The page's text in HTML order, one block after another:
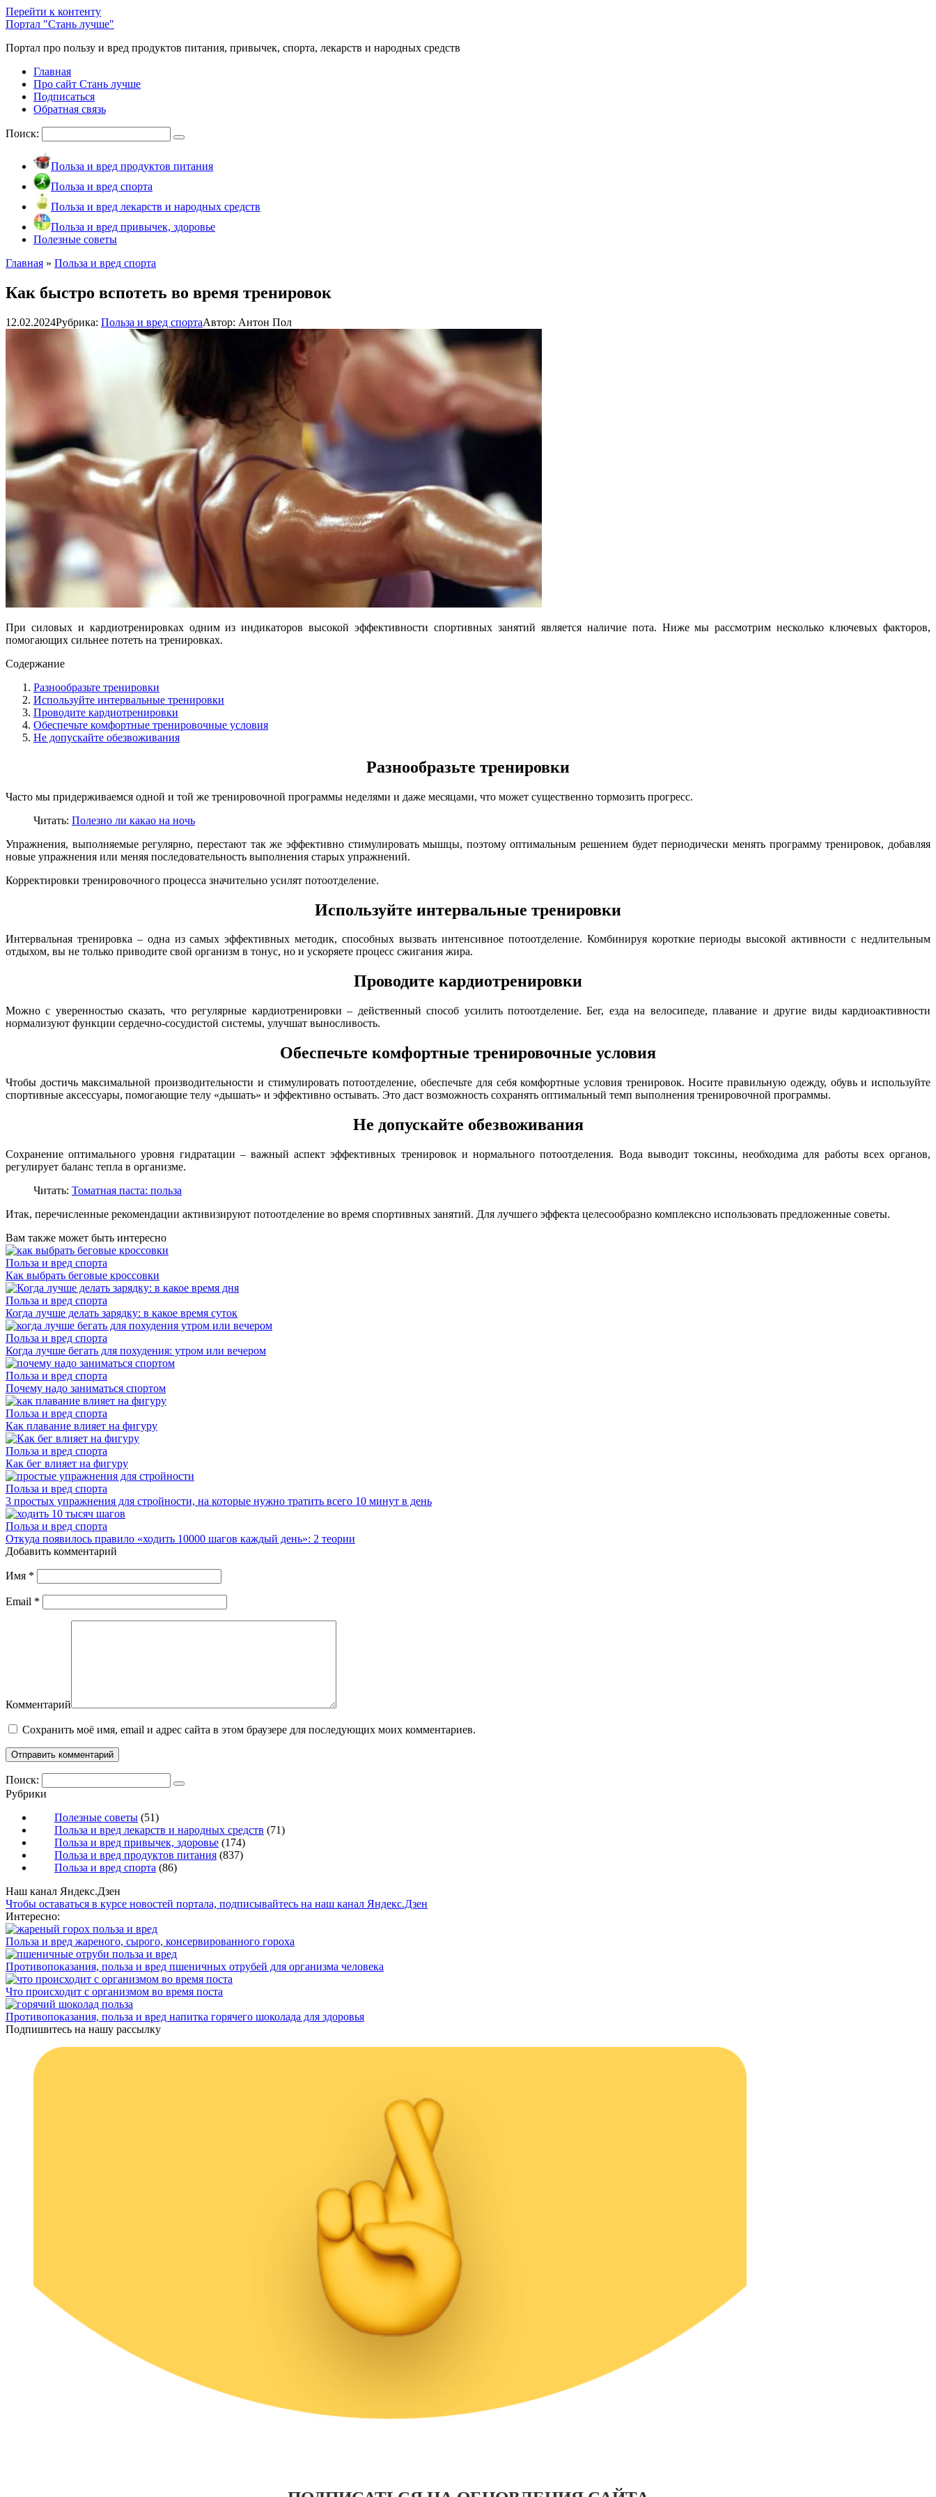
Перейти к контенту
Портал "Стань лучше"
Портал про пользу и вред продуктов питания, привычек, спорта, лекарств и народных средств
Главная
Про сайт Стань лучше
Подписаться
Обратная связь
Поиск:
Польза и вред продуктов питания
Польза и вред спорта
Польза и вред лекарств и народных средств
Польза и вред привычек, здоровье
Полезные советы
Главная » Польза и вред спорта
Как быстро вспотеть во время тренировок
12.02.2024Рубрика: Польза и вред спортаАвтор: Антон Пол
При силовых и кардиотренировках одним из индикаторов высокой эффективности спортивных занятий является наличие пота. Ниже мы рассмотрим несколько ключевых факторов,
помогающих сильнее потеть на тренировках.
Содержание
Разнообразьте тренировки
Используйте интервальные тренировки
Проводите кардиотренировки
Обеспечьте комфортные тренировочные условия
Не допускайте обезвоживания
Разнообразьте тренировки
Часто мы придерживаемся одной и той же тренировочной программы неделями и даже месяцами, что может существенно тормозить прогресс.
Читать: Полезно ли какао на ночь
Упражнения, выполняемые регулярно, перестают так же эффективно стимулировать мышцы, поэтому оптимальным решением будет периодически менять программу тренировок, добавляя
новые упражнения или меняя последовательность выполнения старых упражнений.
Корректировки тренировочного процесса значительно усилят потоотделение.
Используйте интервальные тренировки
Интервальная тренировка – одна из самых эффективных методик, способных вызвать интенсивное потоотделение. Комбинируя короткие периоды высокой активности с недлительным
отдыхом, вы не только приводите свой организм в тонус, но и ускоряете процесс сжигания жира.
Проводите кардиотренировки
Можно с уверенностью сказать, что регулярные кардиотренировки – действенный способ усилить потоотделение. Бег, езда на велосипеде, плавание и другие виды кардиоактивности
нормализуют функции сердечно-сосудистой системы, улучшат выносливость.
Обеспечьте комфортные тренировочные условия
Чтобы достичь максимальной производительности и стимулировать потоотделение, обеспечьте для себя комфортные условия тренировок. Носите правильную одежду, обувь и используйте
спортивные аксессуары, помогающие телу «дышать» и эффективно остывать. Это даст возможность сохранять оптимальный темп выполнения тренировочной программы.
Не допускайте обезвоживания
Сохранение оптимального уровня гидратации – важный аспект эффективных тренировок и нормального потоотделения. Вода выводит токсины, необходима для работы всех органов,
регулирует баланс тепла в организме.
Читать: Томатная паста: польза
Итак, перечисленные рекомендации активизируют потоотделение во время спортивных занятий. Для лучшего эффекта целесообразно комплексно использовать предложенные советы.
Вам также может быть интересно
Польза и вред спорта
Как выбрать беговые кроссовки
Польза и вред спорта
Когда лучше делать зарядку: в какое время суток
Польза и вред спорта
Когда лучше бегать для похудения: утром или вечером
Польза и вред спорта
Почему надо заниматься спортом
Польза и вред спорта
Как плавание влияет на фигуру
Польза и вред спорта
Как бег влияет на фигуру
Польза и вред спорта
3 простых упражнения для стройности, на которые нужно тратить всего 10 минут в день
Польза и вред спорта
Откуда появилось правило «ходить 10000 шагов каждый день»: 2 теории
Добавить комментарий
Имя *
Email *
Комментарий
Сохранить моё имя, email и адрес сайта в этом браузере для последующих моих комментариев.
Поиск:
Рубрики
Полезные советы (51)
Польза и вред лекарств и народных средств (71)
Польза и вред привычек, здоровье (174)
Польза и вред продуктов питания (837)
Польза и вред спорта (86)
Наш канал Яндекс.Дзен
Чтобы оставаться в курсе новостей портала, подписывайтесь на наш канал Яндекс.Дзен
Интересно:
Польза и вред жареного, сырого, консервированного гороха
Противопоказания, польза и вред пшеничных отрубей для организма человека
Что происходит с организмом во время поста
Противопоказания, польза и вред напитка горячего шоколада для здоровья
Подпишитесь на нашу рассылку